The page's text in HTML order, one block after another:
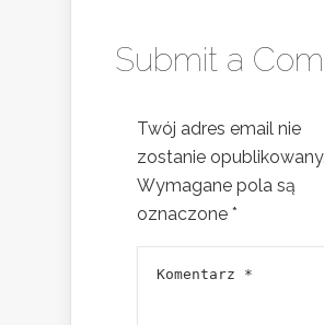
Submit a
Twój adres email nie
zostanie opublikowany.
Wymagane pola są
oznaczone *